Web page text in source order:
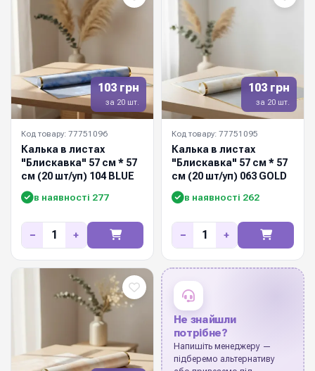
103 грн
за 20 шт.
Код товару: 77751096
Калька в листах
"Блискавка" 57 см * 57
см (20 шт/уп) 104 BLUE
в наявності 277
− +
103 грн
за 20 шт.
Код товару: 77751095
Калька в листах
"Блискавка" 57 см * 57
см (20 шт/уп) 063 GOLD
в наявності 262
− +
Не знайшли
потрібне?
Напишіть менеджеру —
підберемо альтернативу